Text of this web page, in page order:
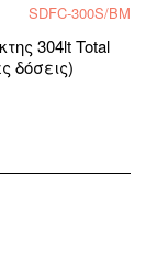
SDFC-300S/BM
304lt Total
δόσεις)